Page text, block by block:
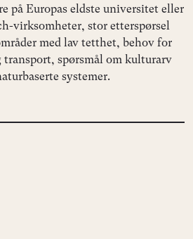
på Europas eldste universitet eller
virksomheter, stor etterspørsel
med lav tetthet, behov for
spørsmål om kulturarv
systemer.